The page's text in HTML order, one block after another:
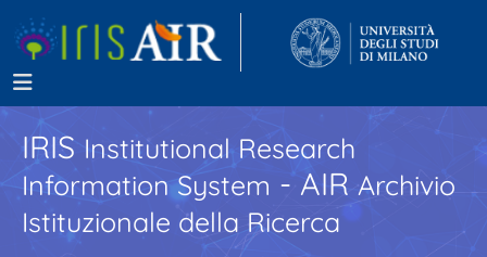
IRISInstitutional Research
Information System - AIR Archivio
Istituzionale della Ricerca